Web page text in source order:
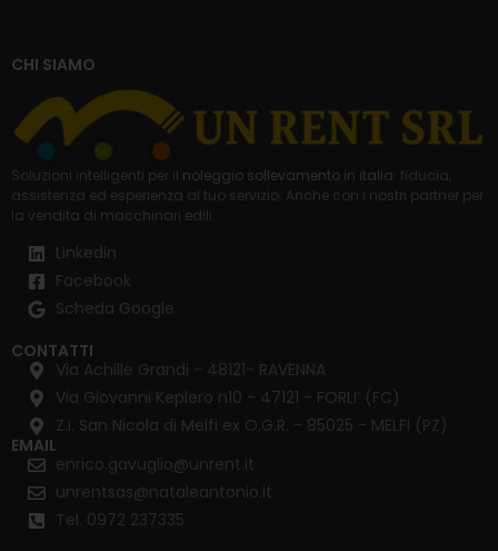
CHI SIAMO
Soluzioni intelligenti per il noleggio sollevamento in italia : fiducia,
assistenza ed esperienza al tuo servizio. Anche con i nostri partner per
la vendita di macchinari edili
Linkedin
Facebook
Scheda Google
CONTATTI
Via Achille Grandi - 48121- RAVENNA
Via Giovanni Keplero n10 - 47121 - FORLI’ (FC)
Z.I. San Nicola di Melfi ex O.G.R. - 85025 - MELFI (PZ)
EMAIL
enrico.gavuglio@unrent.it
unrentsas@nataleantonio.it
Tel. 0972 237335